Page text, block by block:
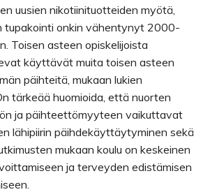
uusien nikotiinituotteiden myötä,
tupakointi onkin vähentynyt 2000-
Toisen asteen opiskelijoista
käyttävät muita toisen asteen
päihteitä, mukaan lukien
tärkeää huomioida, että nuorten
ja päihteettömyyteen vaikuttavat
lähipiirin päihdekäyttäytyminen sekä
mukaan koulu on keskeinen
ja terveyden edistämisen